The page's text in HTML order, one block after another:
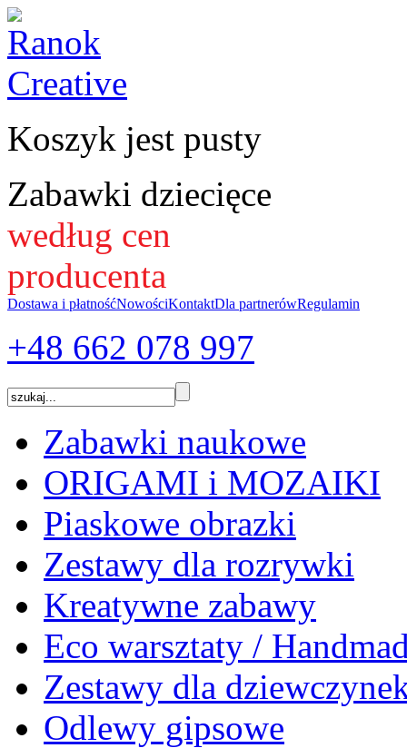
Koszyk jest pusty
Zabawki dziecięce
według cen
producenta
Dostawa i płatnośćNowościKontaktDla partnerówRegulamin
+48 662 078 997
Zabawki naukowe
ORIGAMI i MOZAIKI
Piaskowe obrazki
Zestawy dla rozrywki
Kreatywne zabawy
Eco warsztaty /
Zestawy dla
Odlewy gipsowe